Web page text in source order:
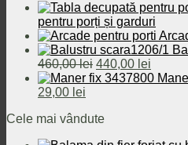
pentru porți și garduri
460,00lei Prețul
inițial
460,00 lei.
440,00 lei
curent
Prețul
a
29,00 lei
este:
Cele mai vândute